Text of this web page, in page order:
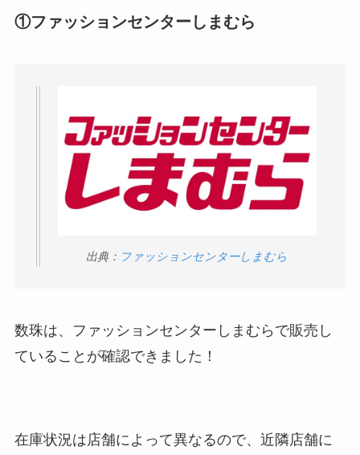
オンでは売ってない!
①ファッションセンターしまむら
出典： ファッションセンターしまむら
数珠は、ファッションセンターしまむらで販売し
ていることが確認できました！
在庫状況は店舗によって異なるので、近隣店舗に